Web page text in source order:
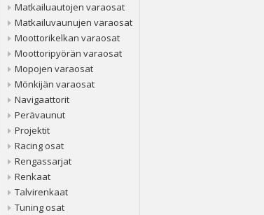
Matkailuautojen varaosat
Matkailuvaunujen varaosat
Moottorikelkan varaosat
Moottoripyörän varaosat
Mopojen varaosat
Mönkijän varaosat
Navigaattorit
Perävaunut
Projektit
Racing osat
Rengassarjat
Renkaat
Talvirenkaat
Tuning osat